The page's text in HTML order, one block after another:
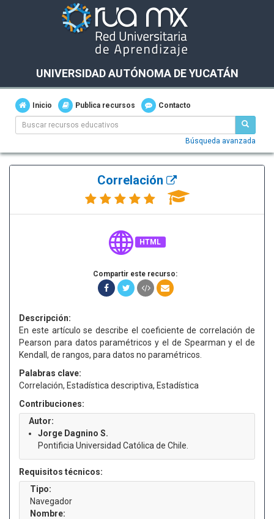
UNIVERSIDAD AUTÓNOMA DE YUCATÁN
Inicio Publica recursos Contacto
Búsqueda avanzada
Correlación
HTML
Compartir este recurso:
Descripción:
En este artículo se describe el coeficiente de correlación de
Pearson para datos paramétricos y el de Spearman y el de
Kendall, de rangos, para datos no paramétricos.
Palabras clave:
Correlación, Estadística descriptiva, Estadística
Contribuciones:
Autor:
Jorge Dagnino S.
Pontificia Universidad Católica de Chile.
Requisitos técnicos:
Tipo:
Navegador
Nombre: